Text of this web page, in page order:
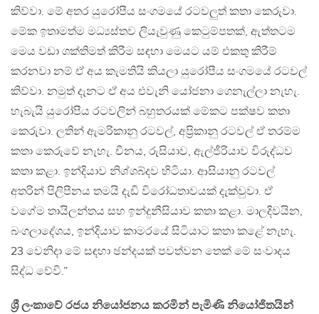
කිව්වා. මේ අතර යුරෝපීය සංගමයේ රටවලුත් කතා කෙරුවා.
මේක ඉතාමත්ම මධ්‍යස්තව ලියැවුණු කෙටුම්පතක්, ඇත්තටම
මෙය වඩා ශක්තිමත් කිරීම සඳහා මෙයට යම් එකතු කිරීම්
කරනවා නම් ඒ අය කැමතියි කියලා යුරෝපීය සංගමයේ රටවල්
කිව්වා. නමුත් දැනට ඒ අය එවැනි යෝජනා ගෙනැල්ලා නැහැ.
හැබැයි යුරෝපීය රටවලින් බහුතරයක් මේකට පක්ෂව කතා
කෙරුවා. ලතින් ඇමරිකානු රටවල්, අප්‍රිකානු රටවල් ඒ තරම්ම
කතා කෙරුවේ නැහැ. චීනය, රුසියාව, ඇල්ජීරියාව විරුද්ධව
කතා කළා. ඉන්දියාව නිශ්ශබ්දව හිටියා. ආසියානු රටවල්
අතරින් පිලිපීනය තමයි දැඩි විරෝධතාවයක් දැක්වුවා. ඒ
වගේම තායිලන්තය සහ ඉන්දුනීසියාව කතා කළා. මාලදිවයින,
බංගලාදේශය, ඉන්දියාව කාමරයේ සිටියාට කතා කළේ නැහැ.
23 වෙනිදා මේ සඳහා ඡන්දයක් පවත්වන තෙක් මේ සංවාදය
සිද්ධ වේවි.”
ශ්‍රී ලංකාවේ රජය නියෝජනය කරමින් පැමිණි නියෝජිතයින්